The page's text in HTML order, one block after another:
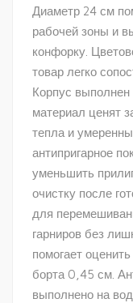
Диаметр 24 см
рабочей зоны и
конфорку.
товар легко
Корпус выполнен
материал ценят
тепла и
антипригарное
уменьшить
очистку после
для
гарниров без
помогает
борта 0,45 см.
выполнено на